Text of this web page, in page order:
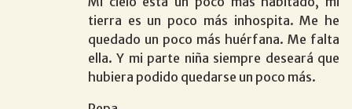
tierra es un poco más inhospita. Me he
quedado un poco más huérfana. Me falta
ella. Y mi parte niña siempre deseará que
hubiera podido quedarse un poco más.